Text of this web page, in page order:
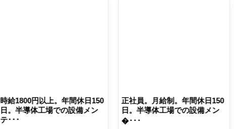
時給1800円以上。年間休日150
日。半導体工場での設備メン
テ･･･
正社員。月給制。年間休日150
日。半導体工場での設備メン
�･･･